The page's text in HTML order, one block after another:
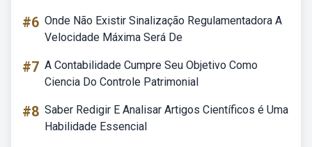
#6 Onde Não Existir Sinalização Regulamentadora A
Velocidade Máxima Será De
#7 A Contabilidade Cumpre Seu Objetivo Como
Ciencia Do Controle Patrimonial
#8 Saber Redigir E Analisar Artigos Científicos é Uma
Habilidade Essencial